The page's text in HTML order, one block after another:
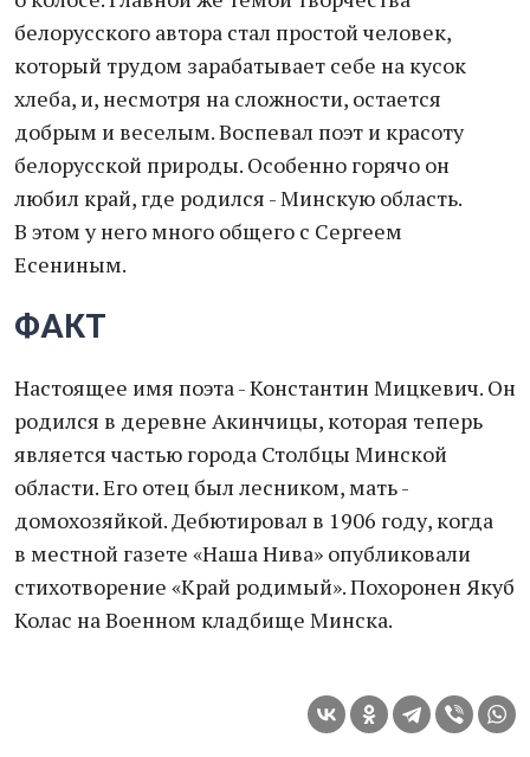
белорусского автора стал простой человек,
который трудом зарабатывает себе на кусок
хлеба, и, несмотря на сложности, остается
добрым и веселым. Воспевал поэт и красоту
белорусской природы. Особенно горячо он
любил край, где родился - Минскую область.
В этом у него много общего с Сергеем
Есениным.
ФАКТ
Настоящее имя поэта - Константин Мицкевич. Он
родился в деревне Акинчицы, которая теперь
является частью города Столбцы Минской
области. Его отец был лесником, мать -
домохозяйкой. Дебютировал в 1906 году, когда
в местной газете «Наша Нива» опубликовали
стихотворение «Край родимый». Похоронен Якуб
Колас на Военном кладбище Минска.